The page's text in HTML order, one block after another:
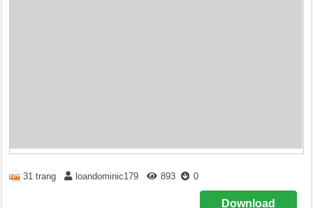
31 trang loandominic179 893 0
Download